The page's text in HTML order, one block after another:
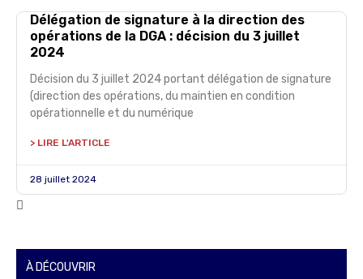
Délégation de signature à la direction des
opérations de la DGA : décision du 3 juillet
2024
Décision du 3 juillet 2024 portant délégation de signature
(direction des opérations, du maintien en condition
opérationnelle et du numérique
> LIRE L'ARTICLE
28 juillet 2024
À DÉCOUVRIR